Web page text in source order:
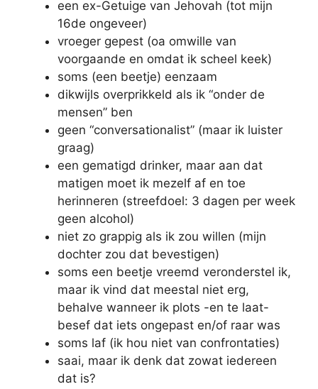
een ex-Getuige van Jehovah (tot mijn
16de ongeveer)
vroeger gepest (oa omwille van
voorgaande en omdat ik scheel keek)
soms (een beetje) eenzaam
dikwijls overprikkeld als ik “onder de
mensen” ben
geen “conversationalist” (maar ik luister
graag)
een gematigd drinker, maar aan dat
matigen moet ik mezelf af en toe
herinneren (streefdoel: 3 dagen per week
geen alcohol)
niet zo grappig als ik zou willen (mijn
dochter zou dat bevestigen)
soms een beetje vreemd veronderstel ik,
maar ik vind dat meestal niet erg,
behalve wanneer ik plots -en te laat-
besef dat iets ongepast en/of raar was
soms laf (ik hou niet van confrontaties)
saai, maar ik denk dat zowat iedereen
dat is?